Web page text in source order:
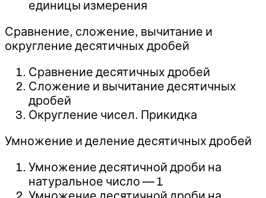
единицы измерения
Сравнение, сложение, вычитание и
округление десятичных дробей
Сравнение десятичных дробей
Сложение и вычитание десятичных
дробей
Округление чисел. Прикидка
Умножение и деление десятичных дробей
Умножение десятичной дроби на
натуральное число — 1